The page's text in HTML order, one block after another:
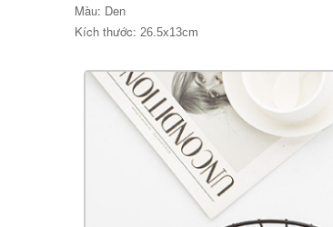
Màu: Den
Kích thước: 26.5x13cm